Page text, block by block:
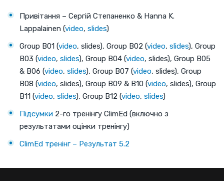
Привітання – Сергій Степаненко & Hanna K.
Lappalainen (video, slides)
Group B01 (video, slides), Group B02 (video, slides), Group
B03 (video, slides), Group B04 (video, slides), Group B05
& B06 (video, slides), Group B07 (video, slides), Group
B08 (video, slides), Group B09 & B10 (video, slides), Group
B11 (video, slides), Group B12 (video, slides)
Підсумки 2-го тренінгу ClimEd (включно з
результатами оцінки тренінгу)
ClimEd тренінг – Результат 5.2